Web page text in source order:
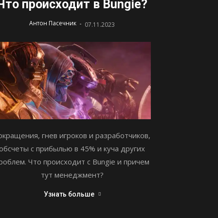
происходит в Bungie?
Антон Пасечник - 07.11.2023
гнев игроков и разработчиков,
с прибылью в 45% и куча других
Что происходит с Bungie и причем
тут менеджмент?
Узнать больше